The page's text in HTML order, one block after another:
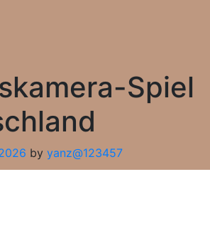
Spiel
by yanz@123457